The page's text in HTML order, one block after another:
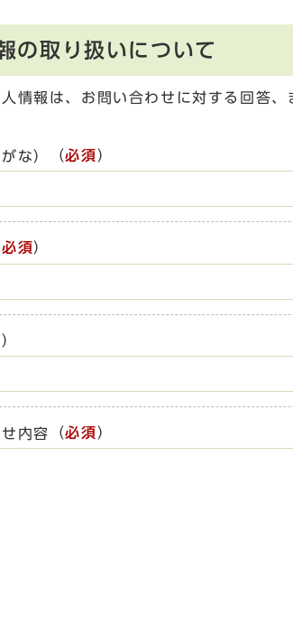
の取り扱いについて
情報は、お問い合わせに対する回答
な） （必須）
必須）
）
内容 （必須）